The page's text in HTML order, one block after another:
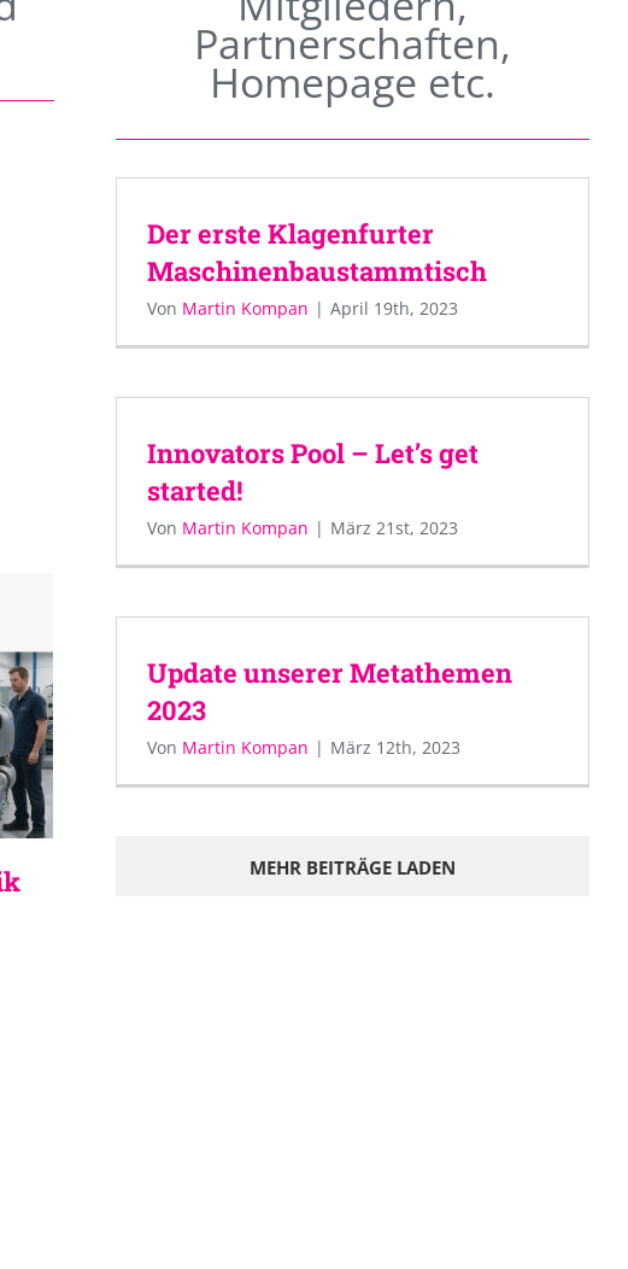
Partnerschaften,
Homepage etc.
Der erste Klagenfurter
Maschinenbaustammtisch
Von Martin Kompan | April 19th, 2023
Innovators Pool – Let’s get
started!
Von Martin Kompan | März 21st, 2023
Update unserer Metathemen
2023
Von Martin Kompan | März 12th, 2023
MEHR BEITRÄGE LADEN